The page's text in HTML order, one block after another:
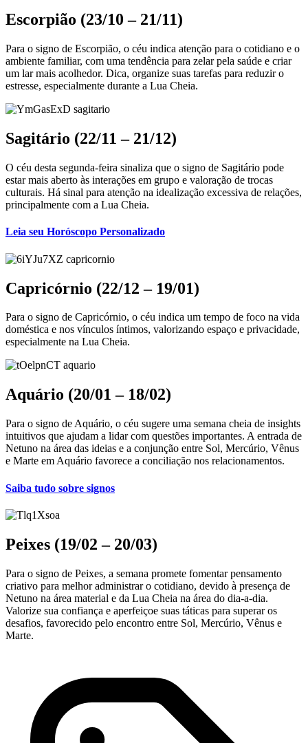
Escorpião (23/10 – 21/11)
Para o signo de Escorpião, o céu indica atenção para o cotidiano e o
ambiente familiar, com uma tendência para zelar pela saúde e criar
um lar mais acolhedor. Dica, organize suas tarefas para reduzir o
estresse, especialmente durante a Lua Cheia.
Sagitário (22/11 – 21/12)
O céu desta segunda-feira sinaliza que o signo de Sagitário pode
estar mais aberto às interações em grupo e valoração de trocas
culturais. Há sinal para atenção na idealização excessiva de relações,
principalmente com a Lua Cheia.
Leia seu Horóscopo Personalizado
Capricórnio (22/12 – 19/01)
Para o signo de Capricórnio, o céu indica um tempo de foco na vida
doméstica e nos vínculos íntimos, valorizando espaço e privacidade,
especialmente na Lua Cheia.
Aquário (20/01 – 18/02)
Para o signo de Aquário, o céu sugere uma semana cheia de insights
intuitivos que ajudam a lidar com questões importantes. A entrada de
Netuno na área das ideias e a conjunção entre Sol, Mercúrio, Vênus
e Marte em Aquário favorece a conciliação nos relacionamentos.
Saiba tudo sobre signos
Peixes (19/02 – 20/03)
Para o signo de Peixes, a semana promete fomentar pensamento
criativo para melhor administrar o cotidiano, devido à presença de
Netuno na área material e da Lua Cheia na área do dia-a-dia.
Valorize sua confiança e aperfeiçoe suas táticas para superar os
desafios, favorecido pelo encontro entre Sol, Mercúrio, Vênus e
Marte.